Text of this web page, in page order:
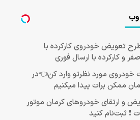
وب
تعویض خودروی کارکرده با
و کارکرده با ارسال فوری
مورد نظرتو وارد کن👈در
ممکن برات پیدا میکنیم
و ارتقای خودروهای کرمان موتور
❗ ثبت‌نام کنید